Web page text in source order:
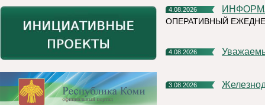
4.08.2026
ОПЕРАТИВНЫЙ
4.08.2026
3.08.2026